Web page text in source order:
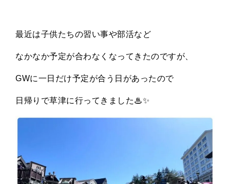
最近は子供たちの習い事や部活など
なかなか予定が合わなくなってきたのですが、
GWに一日だけ予定が合う日があったので
日帰りで草津に行ってきました♨✨